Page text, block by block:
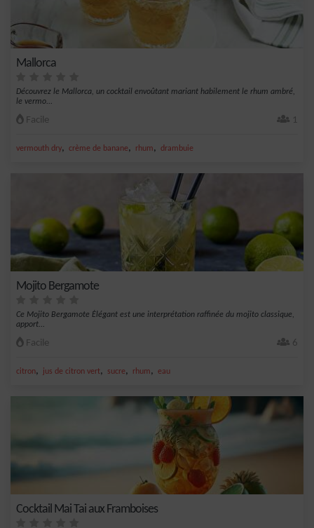
Mallorca
Découvrez le Mallorca, un cocktail envoûtant mariant habilement le rhum ambré,
le vermo...
Facile 1
vermouth dry, crème de banane, rhum, drambuie
Mojito Bergamote
Ce Mojito Bergamote Élégant est une interprétation raffinée du mojito classique,
apport...
Facile 6
citron, jus de citron vert, sucre, rhum, eau
Cocktail Mai Tai aux Framboises